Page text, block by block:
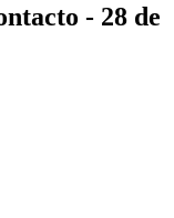
- 28 de